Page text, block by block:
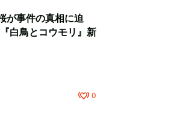
が事件の真相に迫
白鳥とコウモリ』新
0